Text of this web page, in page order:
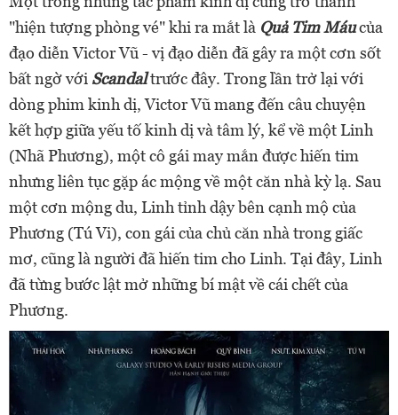
"hiện tượng phòng vé" khi ra mắt là Quả Tim Máucủa
đạo diễn Victor Vũ - vị đạo diễn đã gây ra một cơn sốt
bất ngờ với Scandaltrước đây. Trong lần trở lại với
dòng phim kinh dị, Victor Vũ mang đến câu chuyện
kết hợp giữa yếu tố kinh dị và tâm lý, kể về một Linh
(Nhã Phương), một cô gái may mắn được hiến tim
nhưng liên tục gặp ác mộng về một căn nhà kỳ lạ. Sau
một cơn mộng du, Linh tỉnh dậy bên cạnh mộ của
Phương (Tú Vi), con gái của chủ căn nhà trong giấc
mơ, cũng là người đã hiến tim cho Linh. Tại đây, Linh
đã từng bước lật mở những bí mật về cái chết của
Phương.